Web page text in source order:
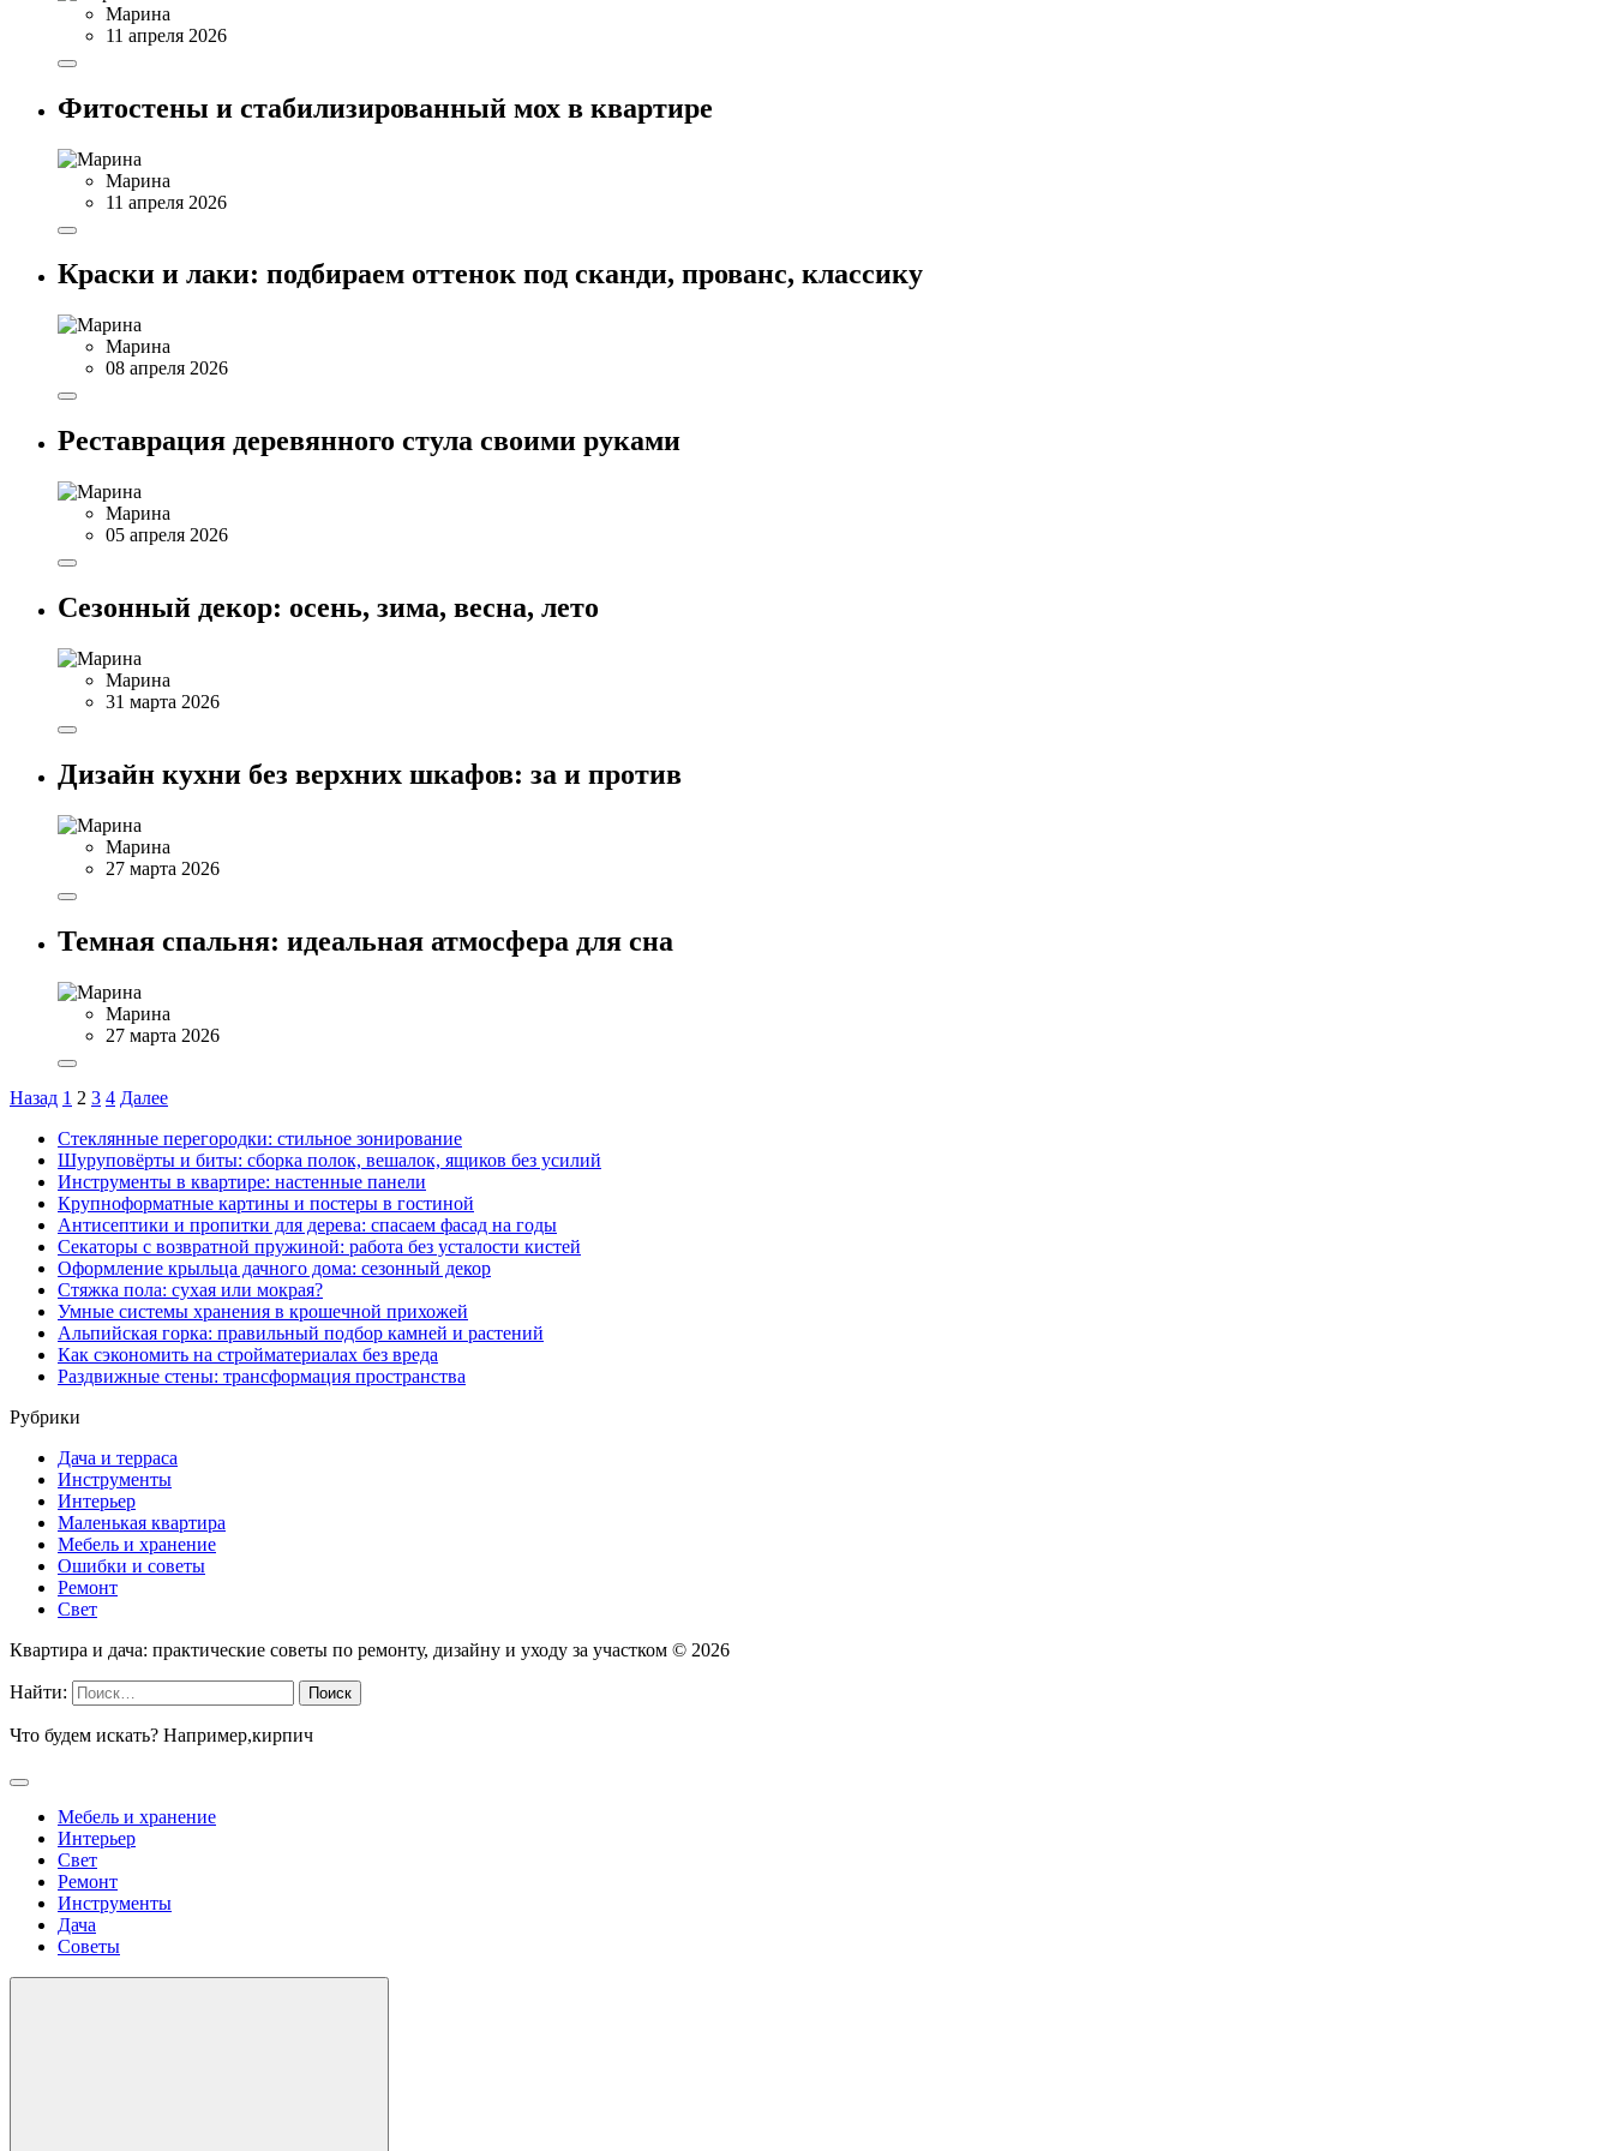
Марина
11 апреля 2026
Фитостены и стабилизированный мох в квартире
Марина
11 апреля 2026
Краски и лаки: подбираем оттенок под сканди, прованс, классику
Марина
08 апреля 2026
Реставрация деревянного стула своими руками
Марина
05 апреля 2026
Сезонный декор: осень, зима, весна, лето
Марина
31 марта 2026
Дизайн кухни без верхних шкафов: за и против
Марина
27 марта 2026
Темная спальня: идеальная атмосфера для сна
Марина
27 марта 2026
Назад 1 2 3 4 Далее
Стеклянные перегородки: стильное зонирование
Шуруповёрты и биты: сборка полок, вешалок, ящиков без усилий
Инструменты в квартире: настенные панели
Крупноформатные картины и постеры в гостиной
Антисептики и пропитки для дерева: спасаем фасад на годы
Секаторы с возвратной пружиной: работа без усталости кистей
Оформление крыльца дачного дома: сезонный декор
Стяжка пола: сухая или мокрая?
Умные системы хранения в крошечной прихожей
Альпийская горка: правильный подбор камней и растений
Как сэкономить на стройматериалах без вреда
Раздвижные стены: трансформация пространства
Рубрики
Дача и терраса
Инструменты
Интерьер
Маленькая квартира
Мебель и хранение
Ошибки и советы
Ремонт
Свет
Квартира и дача: практические советы по ремонту, дизайну и уходу за участком © 2026
Найти:
Что будем искать? Например,кирпич
Мебель и хранение
Интерьер
Свет
Ремонт
Инструменты
Дача
Советы